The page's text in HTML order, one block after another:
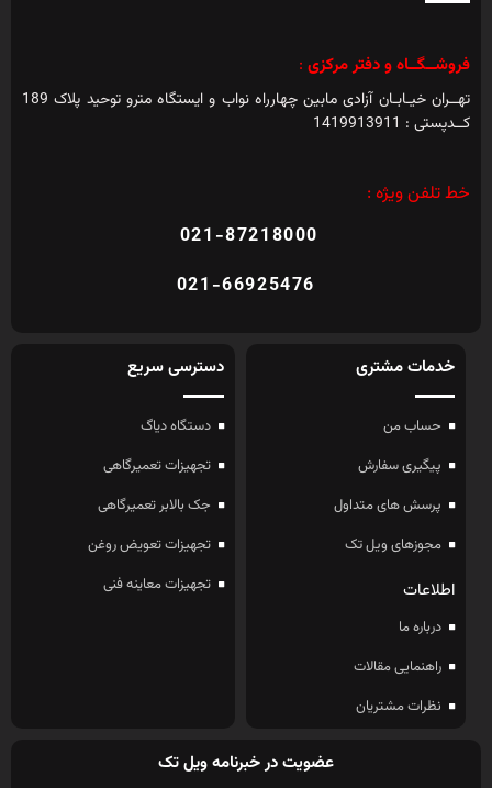
فروشــگــاه و دفتر مرکزی :
تهــران خیـابـان آزادی مابین چهارراه نواب و ایستگاه مترو توحید پلاک 189
کــدپستی : 1419913911
خط تلفن ویژه :
021-87218000
021-66925476
خدمات مشتری
حساب من
پیگیری سفارش
پرسش های متداول
مجوزهای ویل تک
اطلاعات
درباره ما
راهنمایی مقالات
نظرات مشتریان
دسترسی سریع
دستگاه دیاگ
تجهیزات تعمیرگاهی
جک بالابر تعمیرگاهی
تجهیزات تعویض روغن
تجهیزات معاینه فنی
عضویت در خبرنامه ویل تک